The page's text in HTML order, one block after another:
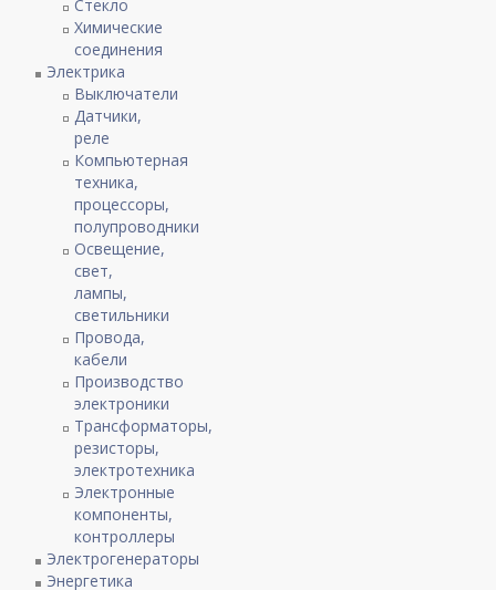
Стекло
Химические
соединения
Электрика
Выключатели
Датчики,
реле
Компьютерная
техника,
процессоры,
полупроводники
Освещение,
свет,
лампы,
светильники
Провода,
кабели
Производство
электроники
Трансформаторы,
резисторы,
электротехника
Электронные
компоненты,
контроллеры
Электрогенераторы
Энергетика